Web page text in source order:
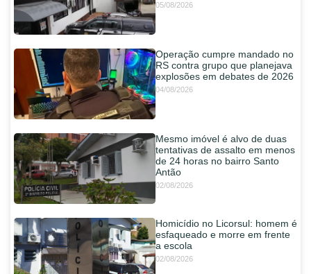
05/08/2026
Operação cumpre mandado no
RS contra grupo que planejava
explosões em debates de 2026
04/08/2026
Mesmo imóvel é alvo de duas
tentativas de assalto em menos
de 24 horas no bairro Santo
Antão
02/08/2026
Homicídio no Licorsul: homem é
esfaqueado e morre em frente
a escola
02/08/2026